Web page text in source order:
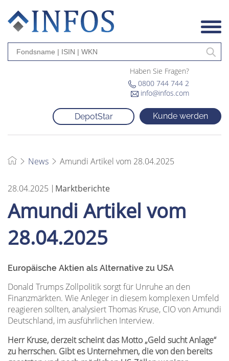
Haben Sie Fragen?
0800 744 744 2
info@infos.com
DepotStar Kunde werden
News Amundi Artikel vom 28.04.2025
28.04.2025 Marktberichte
Amundi Artikel vom
28.04.2025
Europäische Aktien als Alternative zu USA
Donald Trumps Zollpolitik sorgt für Unruhe an den
Finanzmärkten. Wie Anleger in diesem komplexen Umfeld
reagieren sollten, analysiert Thomas Kruse, CIO von Amundi
Deutschland, im ausführlichen Interview.
Herr Kruse, derzeit scheint das Motto „Geld sucht Anlage“
zu herrschen. Gibt es Unternehmen, die von den bereits